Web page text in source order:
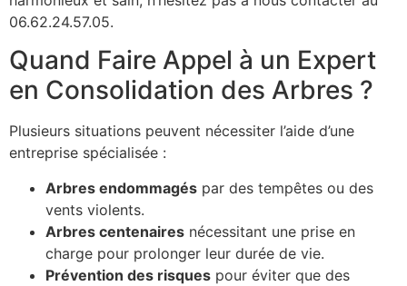
06.62.24.57.05.
Quand Faire Appel à un Expert
en Consolidation des Arbres ?
Plusieurs situations peuvent nécessiter l’aide d’une
entreprise spécialisée :
Arbres endommagés par des tempêtes ou des
vents violents.
Arbres centenaires nécessitant une prise en
charge pour prolonger leur durée de vie.
Prévention des risques pour éviter que des